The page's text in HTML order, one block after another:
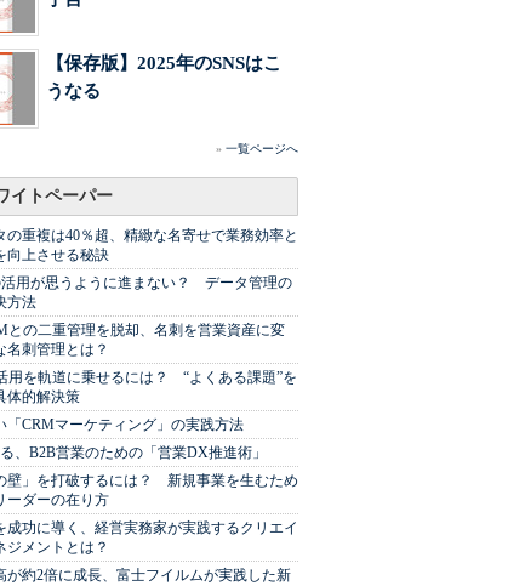
【保存版】2025年のSNSはこ
うなる
» 一覧ページへ
イトペーパー
の重複は40％超、精緻な名寄せで業務効率と
向上させる秘訣
活用が思うように進まない？ データ管理の
方法
との二重管理を脱却、名刺を営業資産に変
名刺管理とは？
用を軌道に乗せるには？ “よくある課題”を
体的解決策
「CRMマーケティング」の実践方法
、B2B営業のための「営業DX推進術」
壁」を打破するには？ 新規事業を生むため
ーダーの在り方
成功に導く、経営実務家が実践するクリエイ
ジメントとは？
が約2倍に成長、富士フイルムが実践した新